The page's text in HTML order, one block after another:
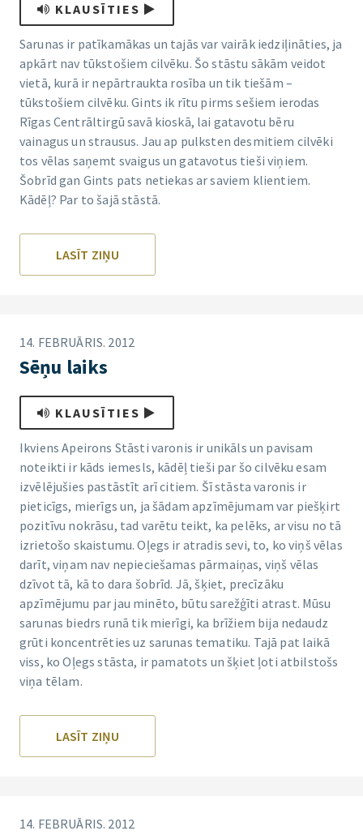
KLAUSĪTIES
Sarunas ir patīkamākas un tajās var vairāk iedziļināties, ja
apkārt nav tūkstošiem cilvēku. Šo stāstu sākām veidot
vietā, kurā ir nepārtraukta rosība un tik tiešām –
tūkstošiem cilvēku. Gints ik rītu pirms sešiem ierodas
Rīgas Centrāltirgū savā kioskā, lai gatavotu bēru
vainagus un strausus. Jau ap pulksten desmitiem cilvēki
tos vēlas saņemt svaigus un gatavotus tieši viņiem.
Šobrīd gan Gints pats netiekas ar saviem klientiem.
Kādēļ? Par to šajā stāstā.
LASĪT ZIŅU
14. FEBRUĀRIS. 2012
Sēņu laiks
KLAUSĪTIES
Ikviens Apeirons Stāsti varonis ir unikāls un pavisam
noteikti ir kāds iemesls, kādēļ tieši par šo cilvēku esam
izvēlējušies pastāstīt arī citiem. Šī stāsta varonis ir
pieticīgs, mierīgs un, ja šādam apzīmējumam var piešķirt
pozitīvu nokrāsu, tad varētu teikt, ka pelēks, ar visu no tā
izrietošo skaistumu. Oļegs ir atradis sevi, to, ko viņš vēlas
darīt, viņam nav nepieciešamas pārmaiņas, viņš vēlas
dzīvot tā, kā to dara šobrīd. Jā, šķiet, precīzāku
apzīmējumu par jau minēto, būtu sarežģīti atrast. Mūsu
sarunas biedrs runā tik mierīgi, ka brīžiem bija nedaudz
grūti koncentrēties uz sarunas tematiku. Tajā pat laikā
viss, ko Oļegs stāsta, ir pamatots un šķiet ļoti atbilstošs
viņa tēlam.
LASĪT ZIŅU
14. FEBRUĀRIS. 2012